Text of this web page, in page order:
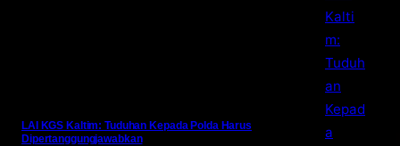
LAI KGS Kaltim: Tuduhan Kepada Polda Harus
Dipertanggungjawabkan